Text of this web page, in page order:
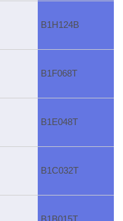
B1H124B
B1F068T
B1E048T
B1C032T